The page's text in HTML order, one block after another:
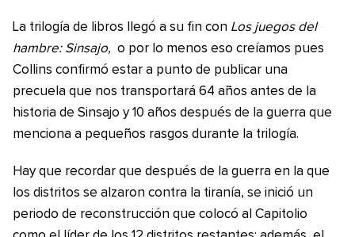
La trilogía de libros llegó a su fin con Los juegos del
hambre: Sinsajo, o por lo menos eso creíamos pues
Collins confirmó estar a punto de publicar una
precuela que nos transportará 64 años antes de la
historia de Sinsajo y 10 años después de la guerra que
menciona a pequeños rasgos durante la trilogía.
Hay que recordar que después de la guerra en la que
los distritos se alzaron contra la tiranía, se inició un
periodo de reconstrucción que colocó al Capitolio